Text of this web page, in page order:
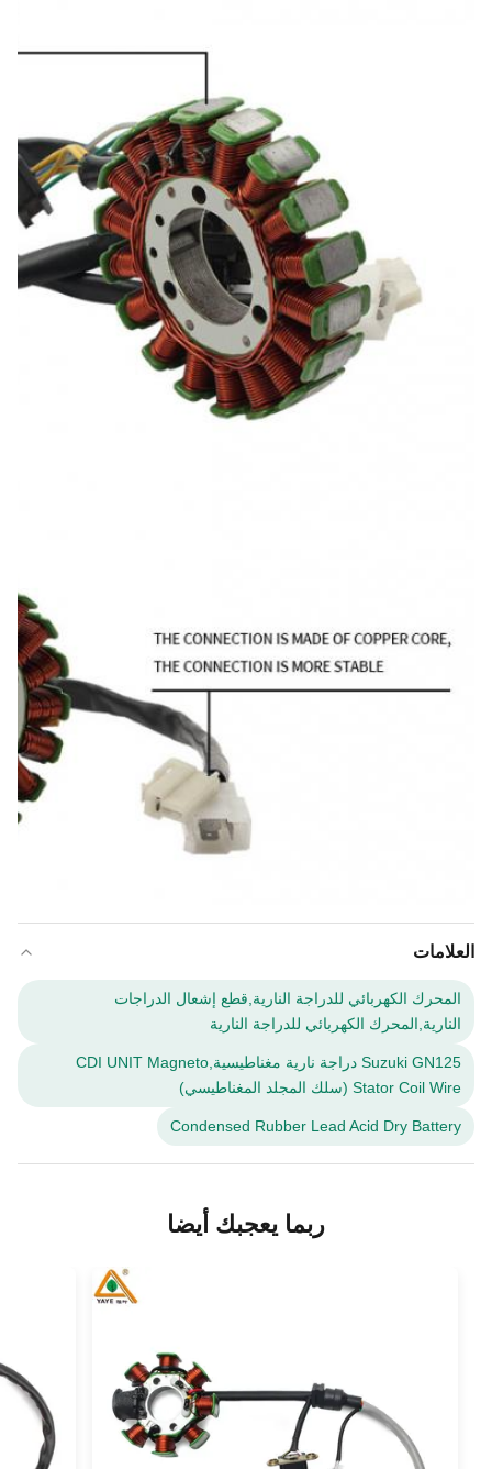
العلامات
المحرك الكهربائي للدراجة النارية,قطع إشعال الدراجات
النارية,المحرك الكهربائي للدراجة النارية
Suzuki GN125 دراجة نارية مغناطيسية,CDI UNIT Magneto
Stator Coil Wire (سلك المجلد المغناطيسي)
Condensed Rubber Lead Acid Dry Battery
ربما يعجبك أيضا